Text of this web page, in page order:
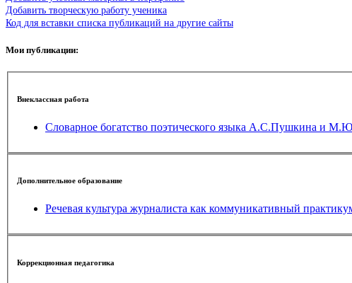
Добавить творческую работу ученика
Код для вставки списка публикаций на другие сайты
Мои публикации:
Внеклассная работа
Словарное богатство поэтического языка А.С.Пушкина и
Дополнительное образование
Коррекционная педагогика